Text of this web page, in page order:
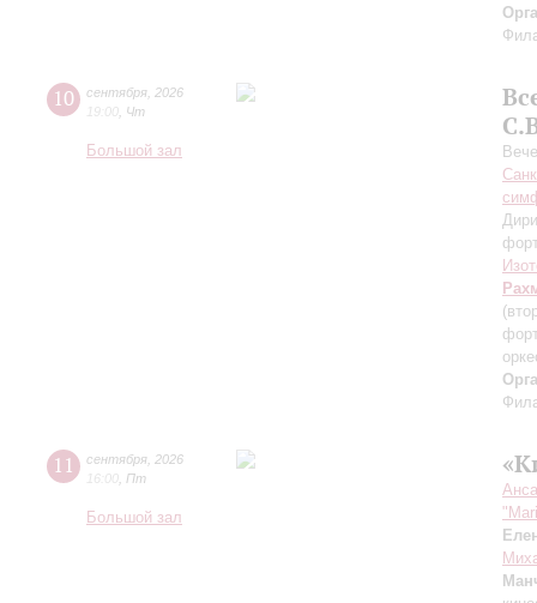
10 сентября 2026
19:00 Чт
Большой зал
11 сентября 2026
16:00 Пт
Большой зал